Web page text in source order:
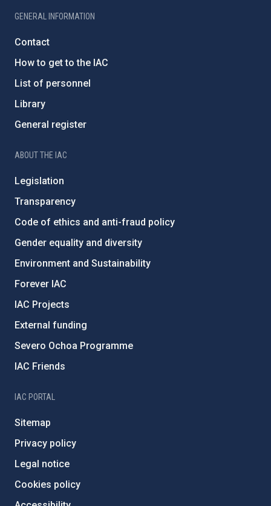
GENERAL INFORMATION
Contact
How to get to the IAC
List of personnel
Library
General register
ABOUT THE IAC
Legislation
Transparency
Code of ethics and anti-fraud policy
Gender equality and diversity
Environment and Sustainability
Forever IAC
IAC Projects
External funding
Severo Ochoa Programme
IAC Friends
IAC PORTAL
Sitemap
Privacy policy
Legal notice
Cookies policy